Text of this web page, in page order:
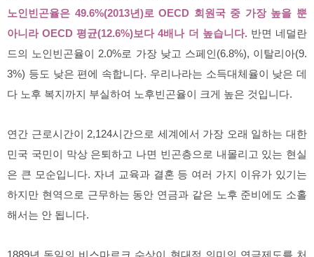
노인빈곤율은 49.6%(2013년)로 OECD 회원국 중 가장 높을 뿐
아니라 OECD 평균(12.6%)보다 4배나 더 높습니다. 반면 네덜란
드의 노인빈곤율이 2.0%로 가장 낮고 스페인(6.8%), 이탈리아(9.
3%) 등도 낮은 편에 속합니다. 우리나라는 소득대체율이 낮은 데
다 노후 복지까지 부실하여 노후빈곤율이 크게 높은 것입니다.
연간 근로시간이 2,124시간으로 세계에서 가장 오래 일하는 대한
민국 국민이 막상 은퇴하고 나면 빈곤층으로 내몰리고 있는 현실
은 큰 모순입니다. 자녀 교육과 결혼 등 여러 가지 이유가 있기는
하지만 현역으로 근무하는 동안 연금과 같은 노후 준비에도 소홀
해서는 안 됩니다.